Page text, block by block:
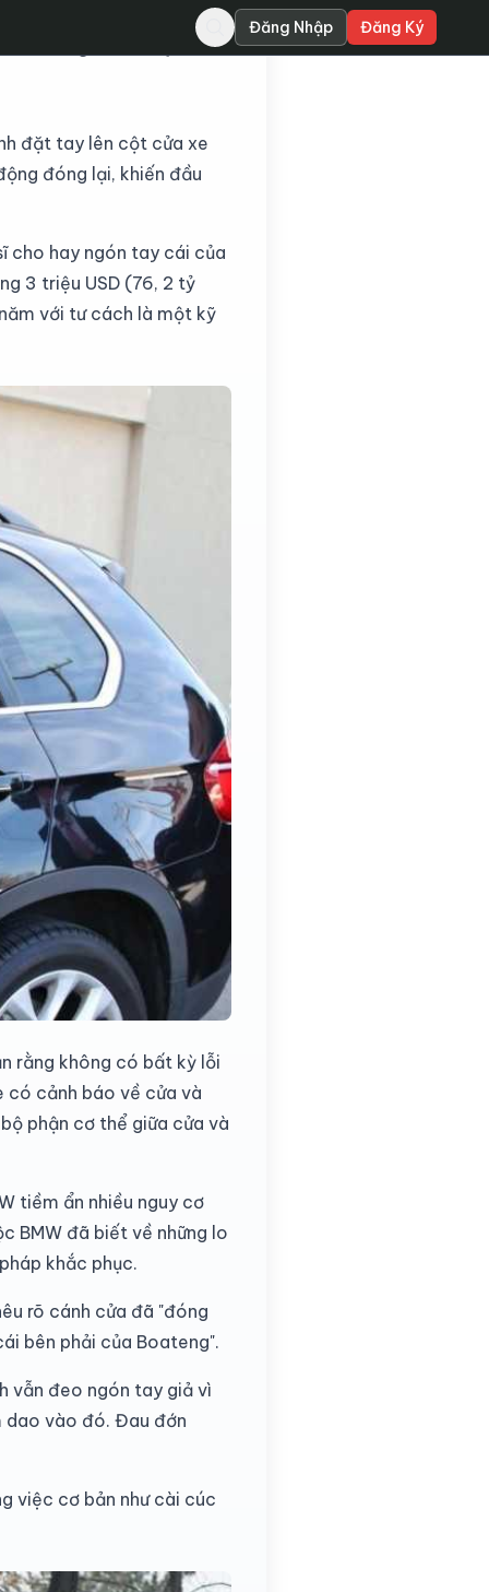
Đăng Nhập Đăng Ký
hãng xe Đức phải
đặt tay lên cột cửa xe
đóng lại, khiến đầu
cho hay ngón tay cái của
3 triệu USD (76, 2 tỷ
với tư cách là một kỹ
rằng không có bất kỳ lỗi
có cảnh báo về cửa và
phận cơ thể giữa cửa và
tiềm ẩn nhiều nguy cơ
BMW đã biết về những lo
khắc phục.
rõ cánh cửa đã "đóng
bên phải của Boateng".
vẫn đeo ngón tay giả vì
dao vào đó. Đau đớn
việc cơ bản như cài cúc